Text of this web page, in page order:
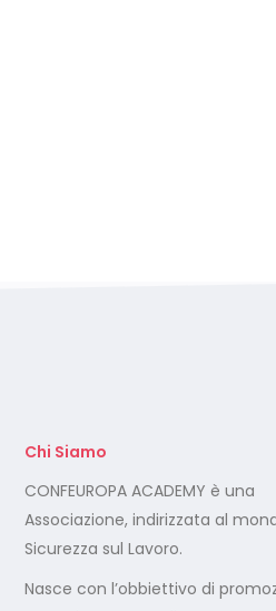
Foto dei minori sui
serve il consenso di
entrambi i genitori
Calendario Corsi
Videoconferenza
Chi Siamo
CONFEUROPA ACADEMY è una
Associazione, indirizzata al
Sicurezza sul Lavoro.
Nasce con l’obbiettivo di